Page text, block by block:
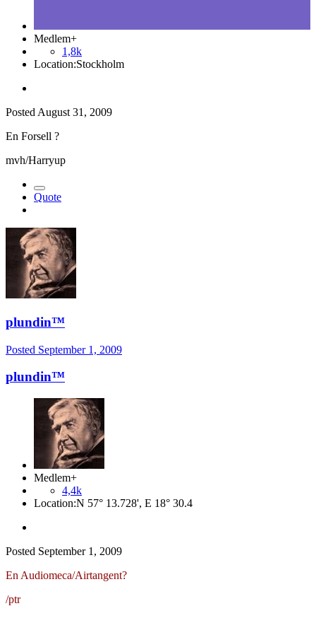
Medlem+
1,8k
Location:Stockholm
Posted August 31, 2009
En Forsell ?
mvh/Harryup
Quote
plundin™
Posted September 1, 2009
plundin™
Medlem+
4,4k
Location:N 57° 13.728', E 18° 30.4
Posted September 1, 2009
En Audiomeca/Airtangent?
/ptr